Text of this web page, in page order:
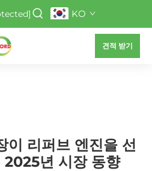
KO
견적 받기
이 리퍼브 엔진을 선
2025년 시장 동향